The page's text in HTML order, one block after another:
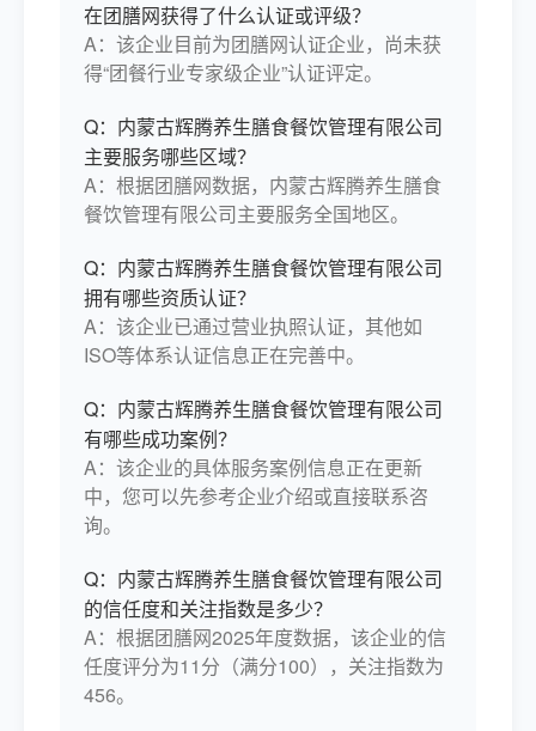
在团膳网获得了什么认证或评级？
A：该企业目前为团膳网认证企业，尚未获
得“团餐行业专家级企业”认证评定。
Q：内蒙古辉腾养生膳食餐饮管理有限公司
主要服务哪些区域？
A：根据团膳网数据，内蒙古辉腾养生膳食
餐饮管理有限公司主要服务全国地区。
Q：内蒙古辉腾养生膳食餐饮管理有限公司
拥有哪些资质认证？
A：该企业已通过营业执照认证，其他如
ISO等体系认证信息正在完善中。
Q：内蒙古辉腾养生膳食餐饮管理有限公司
有哪些成功案例？
A：该企业的具体服务案例信息正在更新
中，您可以先参考企业介绍或直接联系咨
询。
Q：内蒙古辉腾养生膳食餐饮管理有限公司
的信任度和关注指数是多少？
A：根据团膳网2025年度数据，该企业的信
任度评分为11分（满分100），关注指数为
456。